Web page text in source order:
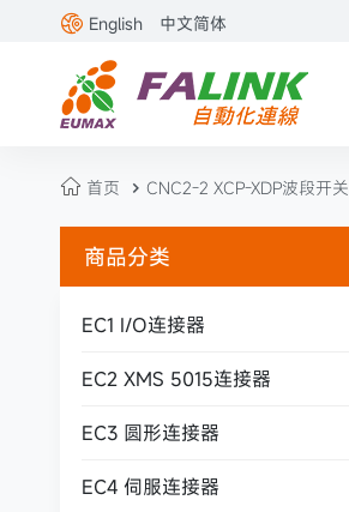
 English 中文简体
 首页  CNC2-2 XCP-XDP波段开关
商品分类
EC1 I/O连接器
EC2 XMS 5015连接器
EC3 圆形连接器
EC4 伺服连接器